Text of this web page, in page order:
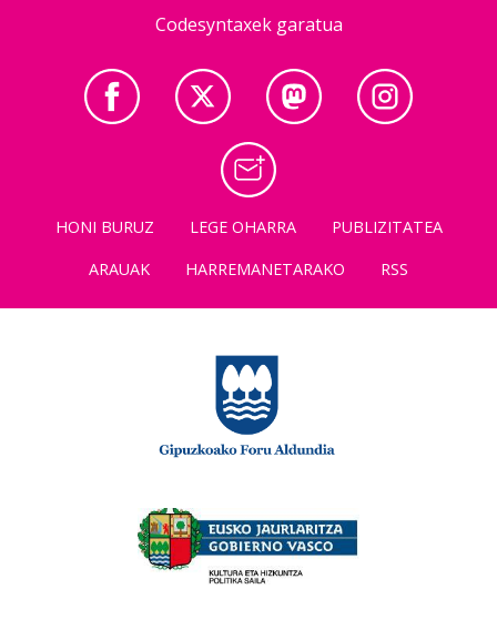
Codesyntaxek garatua
HONI BURUZ LEGE OHARRA
PUBLIZITATEA
ARAUAK
HARREMANETARAKO RSS